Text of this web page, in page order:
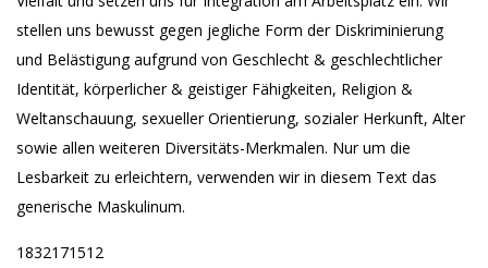
stellen uns bewusst gegen jegliche Form der Diskriminierung
und Belästigung aufgrund von Geschlecht & geschlechtlicher
Identität, körperlicher & geistiger Fähigkeiten, Religion &
Weltanschauung, sexueller Orientierung, sozialer Herkunft, Alter
sowie allen weiteren Diversitäts-Merkmalen. Nur um die
Lesbarkeit zu erleichtern, verwenden wir in diesem Text das
generische Maskulinum.
1832171512